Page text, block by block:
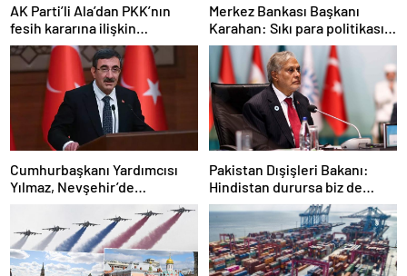
AK Parti’li Ala’dan PKK’nın
fesih kararına ilişkin
açıklama: Pazarlık söz konusu
değildir
Merkez Bankası Başkanı
Karahan: Sıkı para politikası
duruşumuz sürecek
Cumhurbaşkanı Yardımcısı
Yılmaz, Nevşehir’de
temaslarda bulundu! ‘Hiç
kimsenin tereddütü olmasın’
Pakistan Dışişleri Bakanı:
Hindistan durursa biz de
duracağız